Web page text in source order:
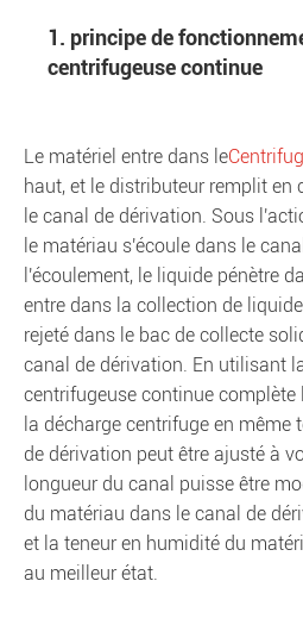
1. principe de
centrifugeuse continue
Le matériel entre dans le
haut, et le distributeur remplit
le canal de dérivation. Sous
le matériau s'écoule dans le
l'écoulement, le liquide pénètre
entre dans la collection de
rejeté dans le bac de collecte
canal de dérivation. En utilisant
centrifugeuse continue
la décharge centrifuge en même
de dérivation peut être ajusté à
longueur du canal puisse être
du matériau dans le canal de
et la teneur en humidité du
au meilleur état.